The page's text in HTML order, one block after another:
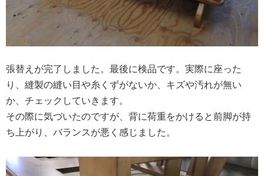
張替えが完了しました。最後に検品です。実際に座った
り、縫製の縫い目や糸くずがないか、キズや汚れが無い
か、チェックしていきます。
その際に気づいたのですが、背に荷重をかけると前脚が持
ち上がり、バランスが悪く感じました。